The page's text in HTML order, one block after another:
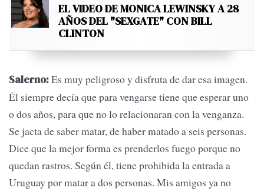
EL VIDEO DE MONICA LEWINSKY A 28
AÑOS DEL "SEXGATE" CON BILL
CLINTON
Salerno:Es muy peligroso y disfruta de dar esa imagen.
Él siempre decía que para vengarse tiene que esperar uno
o dos años, para que no lo relacionaran con la venganza.
Se jacta de saber matar, de haber matado a seis personas.
Dice que la mejor forma es prenderlos fuego porque no
quedan rastros. Según él, tiene prohibida la entrada a
Uruguay por matar a dos personas. Mis amigos ya no